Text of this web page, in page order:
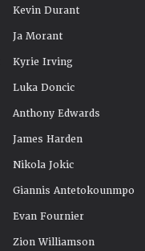
Kevin Durant
Ja Morant
Kyrie Irving
Luka Doncic
Anthony Edwards
James Harden
Nikola Jokic
Giannis Antetokounmpo
Evan Fournier
Zion Williamson